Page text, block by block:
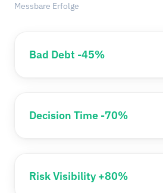
Messbare Erfolge
Bad Debt -45%
Decision Time -70%
Risk Visibility +80%